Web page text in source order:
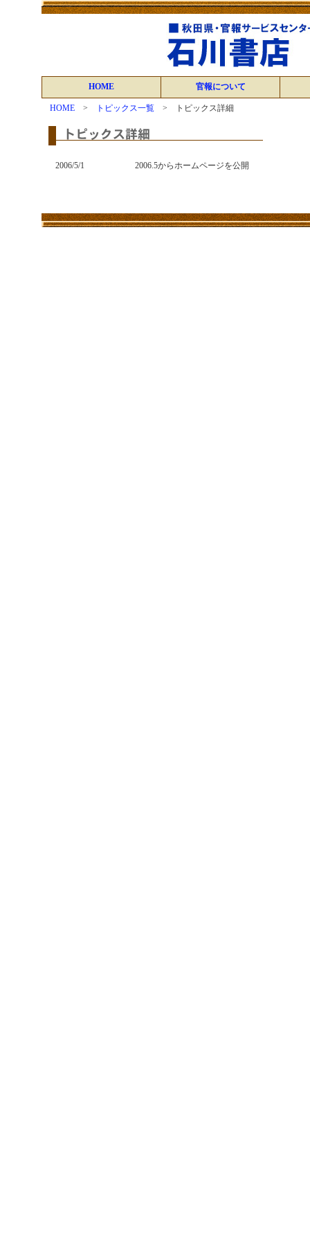
HOME 官報について
HOME > トピックス一覧 > トピックス詳細
2006/5/1 2006.5からホームページを公開